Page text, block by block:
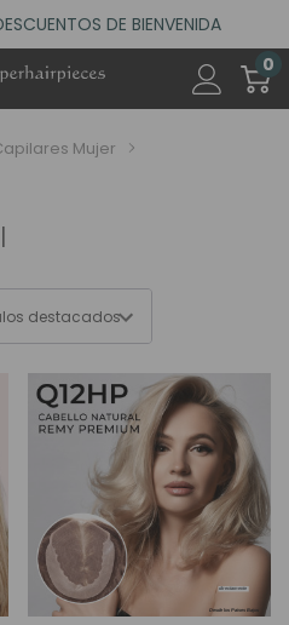
DE BIENVENIDA
SALÓN EN MADRID
0
Mujer